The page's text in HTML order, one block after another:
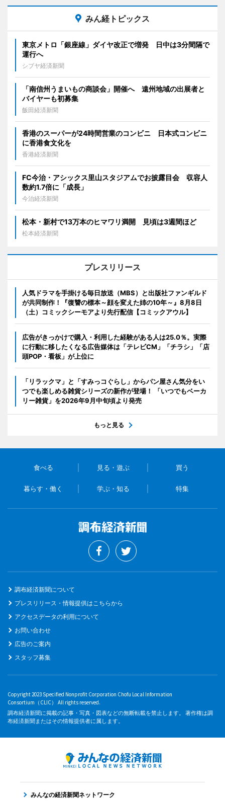
みん経トピックス
東京メトロ「銀座線」ダイヤ改正で増発 日中は3分間隔で
運行へ
シブヤ経済新聞
「南信州うまいもの商談会」開催へ 遠州地域の出展者と
バイヤーも初募集
飯田経済新聞
香港のスーパーが24時間営業のコンビニ 日本式コンビニ
に香港食文化を
香港経済新聞
FC今治・アシックス里山スタジアムでお披露目会 収容人
数約1.7倍に「成長」
今治経済新聞
松本・新村で13万本のヒマワリ満開 見頃は3週間ほど
松本経済新聞
プレスリリース
人気ドラマを手掛ける毎日放送（MBS）と出版社ファンギルド
が共同制作！『復讐の標本～顔を変えた姉の10年～』8月8日
（土）コミックシーモアより先行配信【コミックアウル】
広告がきっかけで購入・利用した経験がある人は25.0％。実際
に行動に移したくなる広告媒体は「テレビCM」「チラシ」「店
頭POP・看板」が上位に
「リラックマ」と「すみっコぐらし」からパン屋さん気分をい
つでも楽しめる雑貨シリーズの新作が登場！ 「いつでもベーカ
リー雑貨」を2026年9月中旬頃より発売
もっと見る
食べる 見る・遊ぶ 買う
暮らす・働く 学ぶ・知る 特集
調布経済新聞について
プレスリリース・情報提供はこちらから
アクセスデータの利用について
お問い合わせ
広告のご案内
スタッフ募集
Copyright 2023 Specified Nonprofit Corporation Chofu Local Information
Consortium（CLIC） All rights reserved.
調布経済新聞に掲載の記事・写真・図表などの無断転載を禁止します。 著作権は調
布経済新聞またはその情報提供者に属します。
みんなの経済新聞ネットワーク